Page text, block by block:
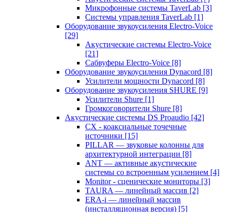
Микрофонные системы TaverLab [3]
Системы управления TaverLab [1]
Оборудование звукоусиления Electro-Voice
[29]
Акустические системы Electro-Voice
[21]
Сабвуферы Electro-Voice [8]
Оборудование звукоусиления Dynacord [8]
Усилители мощности Dynacord [8]
Оборудование звукоусиления SHURE [9]
Усилители Shure [1]
Громкоговорители Shure [8]
Акустические системы DS Proaudio [42]
CX - коаксиальные точечные
источники [15]
PILLAR — звуковые колонны для
архитектурной интеграции [8]
ANT — активные акустические
системы со встроенным усилением [4]
Monitor - сценические мониторы [3]
TAURA — линейный массив [2]
ERA-i — линейный массив
(инсталляционная версия) [5]